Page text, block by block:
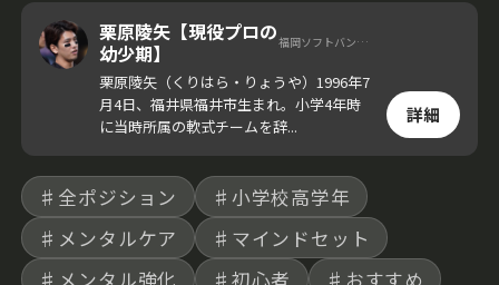
った」という小学生時代の栗原選手がとった
驚くべき行動や、野球人生を変えた出来事に
注目したい。
栗原陵矢【現役プロの
幼少期】
福岡ソフトバンクホークス
栗原陵矢（くりはら・りょうや）1996年7
月4日、福井県福井市生まれ。小学4年時
に当時所属の軟式チームを辞...
詳細
♯全ポジション
♯小学校高学年
♯メンタルケア
♯マインドセット
♯メンタル強化
♯初心者
♯おすすめ